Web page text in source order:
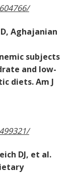
Aghajanian
subjects
and low-
diets. Am J
DJ, et al.